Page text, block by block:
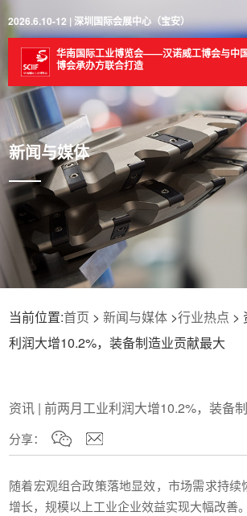
2026.6.10-12 | 深圳国际会展中心（宝安）
华南国际工业博览会——汉诺威工博会与中
博会承办方联合打造
新闻与媒体
当前位置:首页 >新闻与媒体 >行业热点 >
利润大增10.2%，装备制造业贡献最大
资讯 | 前两月工业利润大增10.2%，装备
分享：
随着宏观组合政策落地显效，市场需求持续
增长，规模以上工业企业效益实现大幅改善。